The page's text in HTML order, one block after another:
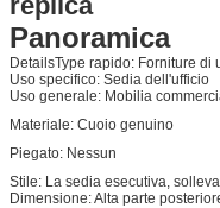
Panoramica
DetailsType rapido: Forniture di
Uso specifico: Sedia dell'ufficio
Uso generale: Mobilia
Materiale: Cuoio genuino
Piegato: Nessun
Stile: La sedia esecutiva,
Dimensione:Alta parte